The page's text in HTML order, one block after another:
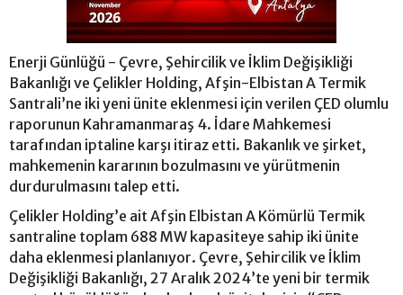
Enerji Günlüğü - Çevre, Şehircilik ve İklim Değişikliği
Bakanlığı ve Çelikler Holding, Afşin-Elbistan A Termik
Santrali’ne iki yeni ünite eklenmesi için verilen ÇED olumlu
raporunun Kahramanmaraş 4. İdare Mahkemesi
tarafından iptaline karşı itiraz etti. Bakanlık ve şirket,
mahkemenin kararının bozulmasını ve yürütmenin
durdurulmasını talep etti.
Çelikler Holding’e ait Afşin Elbistan A Kömürlü Termik
santraline toplam 688 MW kapasiteye sahip iki ünite
daha eklenmesi planlanıyor. Çevre, Şehircilik ve İklim
Değişikliği Bakanlığı, 27 Aralık 2024’te yeni bir termik